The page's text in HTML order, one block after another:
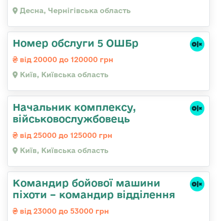
Десна, Чернігівська область
Номер обслуги 5 ОШБр
від 20000 до 120000 грн
Київ, Київська область
Начальник комплексу,
військовослужбовець
від 25000 до 125000 грн
Київ, Київська область
Командир бойової машини
піхоти – командир відділення
від 23000 до 53000 грн